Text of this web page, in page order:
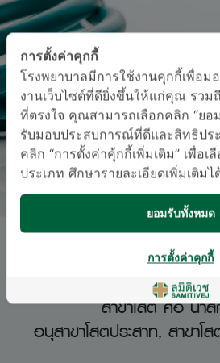
นพ. พรเศก ตันอ
สาขาโสต ศอ นา
อนุสาขาโสตประสาท, สาขา
การตั้งค่าคุกกี้
โรงพยาบาลมีการใช้งานคุกกี้เพื่อ
งานเว็บไซต์ที่ดียิ่งขึ้นให้แก่คุณ รวม
ที่ตรงใจ คุณสามารถเลือกคลิก “ยอ
รับมอบประสบการณ์ที่ดีและสิทธิปร
คลิก “การตั้งค่าคุ้กกี้เพิ่มเติม” เพื่อเ
ประเภท ศึกษารายละเอียดเพิ่มเติมไ
ยอมรับทั้งหมด
การตั้งค่าคุกกี้